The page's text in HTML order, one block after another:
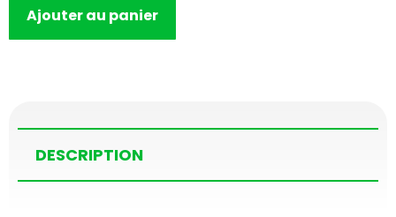
Ajouter au panier
DESCRIPTION